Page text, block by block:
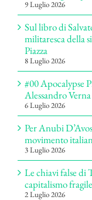
9 Luglio 2026
Sul libro di
militaresca della
Piazza
8 Luglio 2026
#00 Apocalypse
Alessandro Verna
6 Luglio 2026
Per Anubi
movimento
3 Luglio 2026
Le chiavi false di
capitalismo
2 Luglio 2026